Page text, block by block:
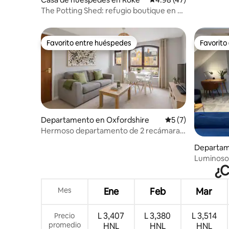
The Potting Shed: refugio boutique en el
Favorito entre huéspedes
Favorito entre huéspedes
Departamento en Oxfordshire Calificación
5 (7)
Hermoso departamento de 2 recámaras
e
Jericho
Mes Ene Feb Mar
Precio
promedio
L 3,407
HNL
L 3,380
HNL
L 3,514
HNL